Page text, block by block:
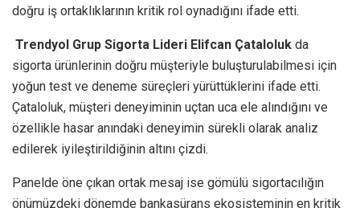
doğru iş ortaklıklarının kritik rol oynadığını ifade etti.
Trendyol Grup Sigorta Lideri Elifcan Çataloluk da
sigorta ürünlerinin doğru müşteriyle buluşturulabilmesi için
yoğun test ve deneme süreçleri yürüttüklerini ifade etti.
Çataloluk, müşteri deneyiminin uçtan uca ele alındığını ve
özellikle hasar anındaki deneyimin sürekli olarak analiz
edilerek iyileştirildiğinin altını çizdi.
Panelde öne çıkan ortak mesaj ise gömülü sigortacılığın
önümüzdeki dönemde bankasürans ekosisteminin en kritik